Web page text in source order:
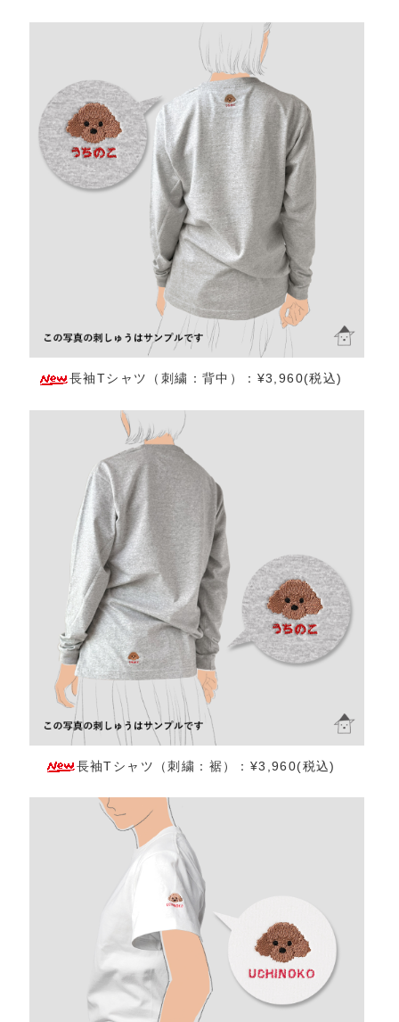
長袖Tシャツ（刺繍：背中）：¥3,960(税込)
長袖Tシャツ（刺繍：裾）：¥3,960(税込)